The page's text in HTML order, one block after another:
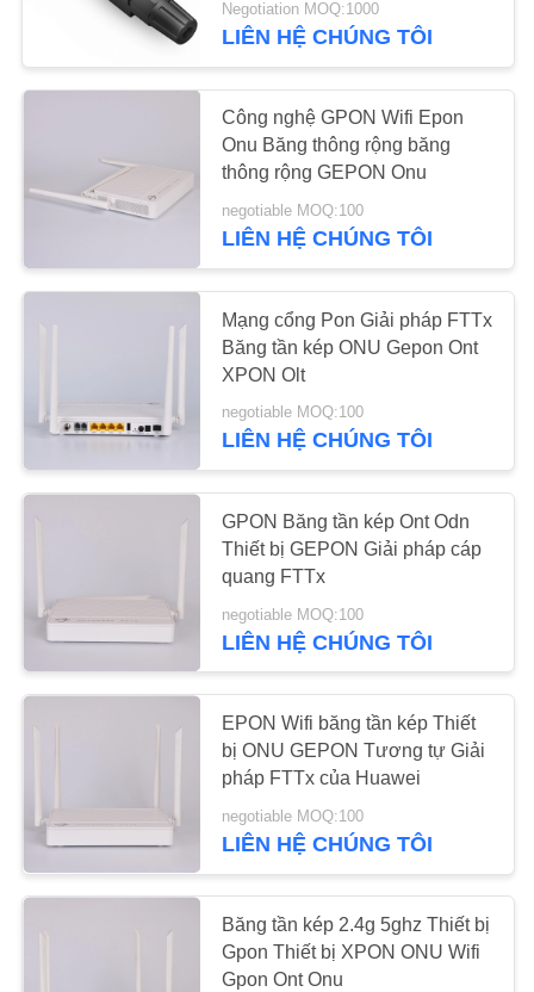
16 cổng OLT
Mô đun SFP
19
Bộ chia sợi quang
11
Dây cáp quang
Negotiation MOQ:1000
LIÊN HỆ CHÚNG TÔI
Công nghệ GPON Wifi Epon
Onu Băng thông rộng băng
thông rộng GEPON Onu
negotiable MOQ:100
LIÊN HỆ CHÚNG TÔI
Mạng cổng Pon Giải pháp FTTx
Băng tần kép ONU Gepon Ont
XPON Olt
negotiable MOQ:100
LIÊN HỆ CHÚNG TÔI
GPON Băng tần kép Ont Odn
Thiết bị GEPON Giải pháp cáp
quang FTTx
negotiable MOQ:100
LIÊN HỆ CHÚNG TÔI
EPON Wifi băng tần kép Thiết
bị ONU GEPON Tương tự Giải
pháp FTTx của Huawei
negotiable MOQ:100
LIÊN HỆ CHÚNG TÔI
Băng tần kép 2.4g 5ghz Thiết bị
Gpon Thiết bị XPON ONU Wifi
Gpon Ont Onu